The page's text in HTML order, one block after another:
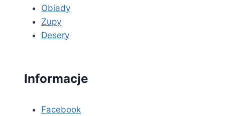
Obiady
Zupy
Desery
Informacje
Facebook